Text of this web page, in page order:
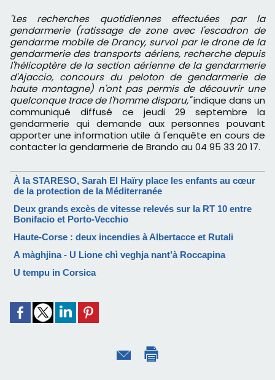
"Les recherches quotidiennes effectuées par la
gendarmerie (ratissage de zone avec l'escadron de
gendarme mobile de Drancy, survol par le drone de la
gendarmerie des transports aériens, recherche depuis
l'hélicoptère de la section aérienne de la gendarmerie
d'Ajaccio, concours du peloton de gendarmerie de
haute montagne) n'ont pas permis de découvrir une
quelconque trace de l'homme disparu,"indique dans un
communiqué diffusé ce jeudi 29 septembre la
gendarmerie qui demande aux personnes pouvant
apporter une information utile à l'enquête en cours de
contacter la gendarmerie de Brando au 04 95 33 20 17.
À la STARESO, Sarah El Haïry place les enfants au cœur
de la protection de la Méditerranée
Deux grands excès de vitesse relevés sur la RT 10 entre
Bonifacio et Porto-Vecchio
Haute-Corse : deux incendies à Albertacce et Rutali
A màghjina - U Lione chì veghja nant’à Roccapina
U tempu in Corsica